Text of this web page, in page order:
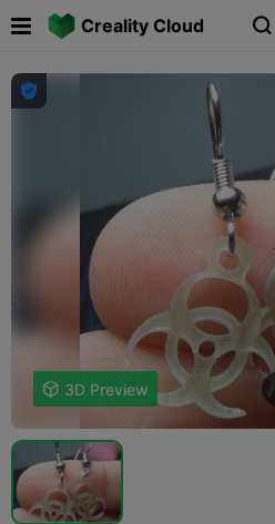
Creality Cloud 

 3D Preview